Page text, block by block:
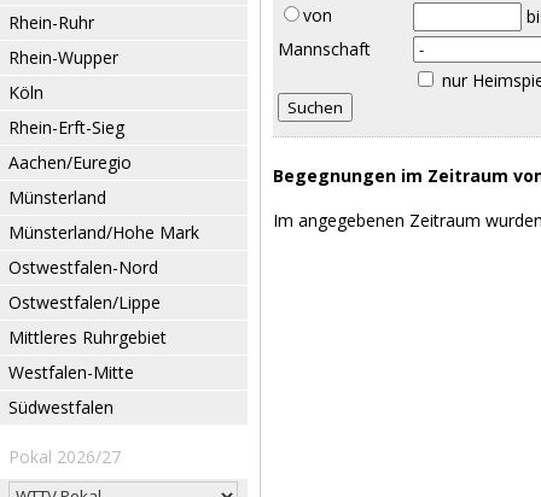
Rhein-Ruhr
Rhein-Wupper
Köln
Rhein-Erft-Sieg
Aachen/Euregio
Münsterland
Münsterland/Hohe Mark
Ostwestfalen-Nord
Ostwestfalen/Lippe
Mittleres Ruhrgebiet
Westfalen-Mitte
Südwestfalen
Pokal 2026/27
von
Mannschaft
nur
Begegnungen im Zeitraum
Im angegebenen Zeitraum